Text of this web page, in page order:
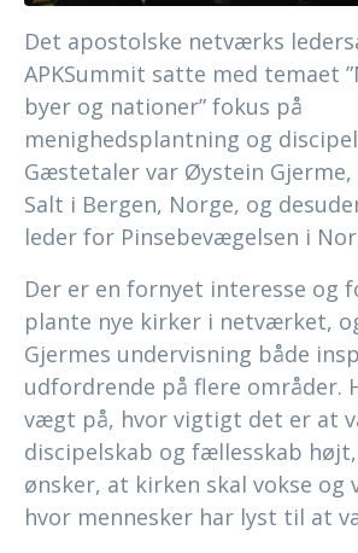
Det apostolske netværks
APKSummit satte med temaet
byer og nationer” fokus på
menighedsplantning og
Gæstetaler var Øystein
Salt i Bergen, Norge, og
leder for Pinsebevægelsen i
Der er en fornyet interesse og
plante nye kirker i netværket,
Gjermes undervisning både
udfordrende på flere områder.
vægt på, hvor vigtigt det er at
discipelskab og fællesskab
ønsker, at kirken skal vokse og
hvor mennesker har lyst til at